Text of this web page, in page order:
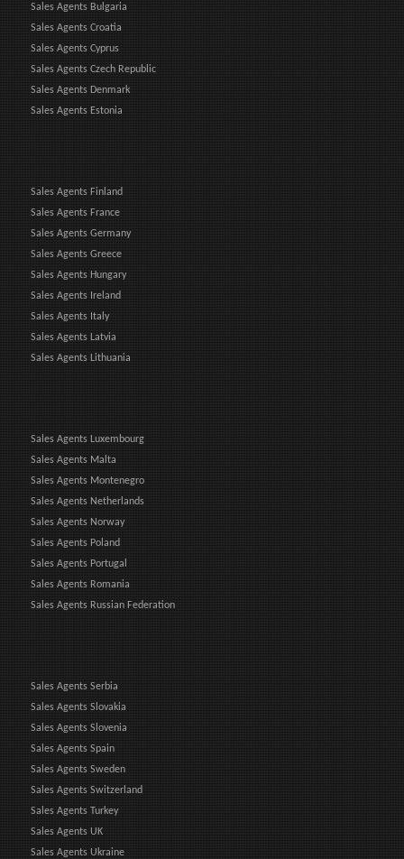
Sales Agents Bulgaria
Sales Agents Croatia
Sales Agents Cyprus
Sales Agents Czech Republic
Sales Agents Denmark
Sales Agents Estonia
Sales Agents Finland
Sales Agents France
Sales Agents Germany
Sales Agents Greece
Sales Agents Hungary
Sales Agents Ireland
Sales Agents Italy
Sales Agents Latvia
Sales Agents Lithuania
Sales Agents Luxembourg
Sales Agents Malta
Sales Agents Montenegro
Sales Agents Netherlands
Sales Agents Norway
Sales Agents Poland
Sales Agents Portugal
Sales Agents Romania
Sales Agents Russian Federation
Sales Agents Serbia
Sales Agents Slovakia
Sales Agents Slovenia
Sales Agents Spain
Sales Agents Sweden
Sales Agents Switzerland
Sales Agents Turkey
Sales Agents UK
Sales Agents Ukraine